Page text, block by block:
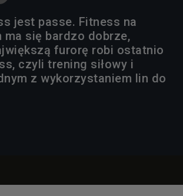
jest passe. Fitness na
ma się bardzo dobrze,
furorę robi ostatnio
czyli trening siłowy i
z wykorzystaniem lin do